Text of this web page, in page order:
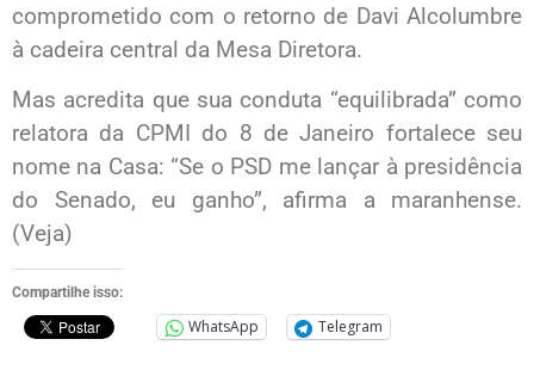
comprometido com o retorno de Davi Alcolumbre
à cadeira central da Mesa Diretora.
Mas acredita que sua conduta “equilibrada” como
relatora da CPMI do 8 de Janeiro fortalece seu
nome na Casa: “Se o PSD me lançar à presidência
do Senado, eu ganho”, afirma a maranhense.
(Veja)
Compartilhe isso:
WhatsApp Telegram